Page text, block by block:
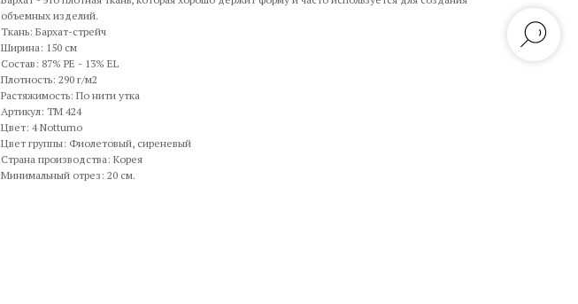
объемных изделий.
Ткань: Бархат-стрейч
Ширина: 150 см
Состав: 87% PE - 13% EL
Плотность: 290 г/м2
Растяжимость: По нити утка
Артикул: TM 424
Цвет: 4 Notturno
Цвет группы: Фиолетовый, сиреневый
Страна производства: Корея
Минимальный отрез: 20 см.